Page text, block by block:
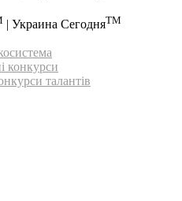
| Украина СегодняTM
конкурси
талантів